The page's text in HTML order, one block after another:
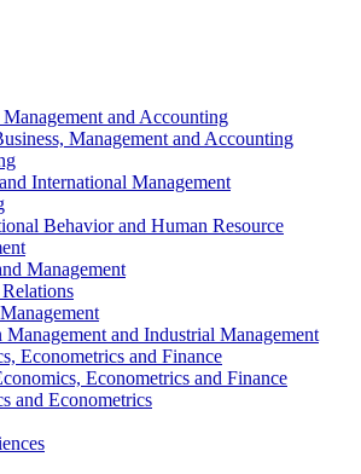
Management and Accounting
Management and Accounting
International Management
Behavior and Human Resource
Management
Management and Industrial Management
Econometrics and Finance
Econometrics and Finance
and Econometrics